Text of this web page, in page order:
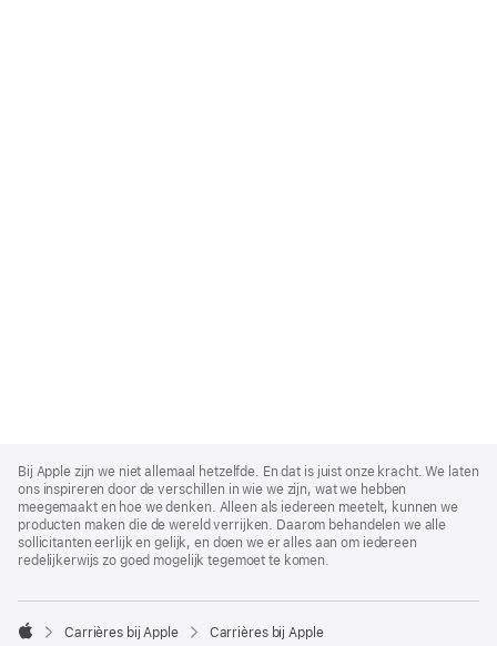
Footer
Bij Apple zijn we niet allemaal hetzelfde. En dat is juist onze kracht. We laten
ons inspireren door de verschillen in wie we zijn, wat we hebben
meegemaakt en hoe we denken. Alleen als iedereen meetelt, kunnen we
producten maken die de wereld verrijken. Daarom behandelen we alle
sollicitanten eerlijk en gelijk, en doen we er alles aan om iedereen
redelijkerwijs zo goed mogelijk tegemoet te komen.

Carrières bij Apple Carrières bij Apple